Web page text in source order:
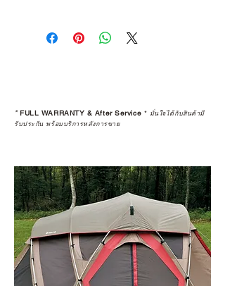
คุณตัดสินใจซื้อ แต่รวมไปถึง
“ประสบการณ์หลังการใช้งาน” ใน
STUDIO และร้านตัวแทนจำหน่ายที่
ได้รับการแต่งตั้งอย่างเป็นทางการ จะ
มาตรฐานของแบรนด์ ไม่ว่าจะ
เป็นการให้คำแนะนำ การดูแลสินค้า
หรือการแก้ไขปัญหาที่อาจเกิดขึ้นใน
อนาคต
ก่อนตัดสินใจซื้อสินค้า เราอยาก
แนะนำให้คุณสอบถามทุกครั้งว่า ร้าน
ค้าที่คุณกำลังเลือกซื้อนั้น มีการรับ
*FULL WARRANTY & After Service * มั่นใจได้กับสินค้ามี
รับประกัน พร้อมบริการหลังการขาย